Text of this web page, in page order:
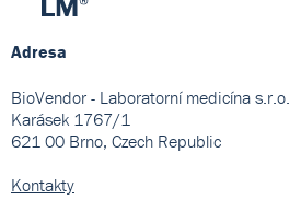
Adresa
BioVendor - Laboratorní medicína s.r.o.
Karásek 1767/1
621 00 Brno, Czech Republic
Kontakty